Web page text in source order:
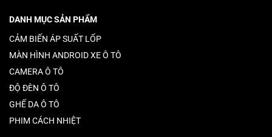
DANH MỤC SẢN PHẨM
CẢM BIẾN ÁP SUẤT LỐP
MÀN HÌNH ANDROID XE Ô TÔ
CAMERA Ô TÔ
ĐỘ ĐÈN Ô TÔ
GHẾ DA Ô TÔ
PHIM CÁCH NHIỆT